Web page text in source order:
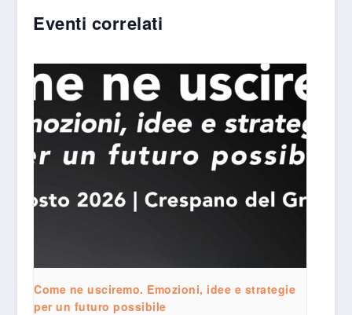
Eventi correlati
Come ne usciremo. Emozioni, idee e strategie
per un futuro possibile